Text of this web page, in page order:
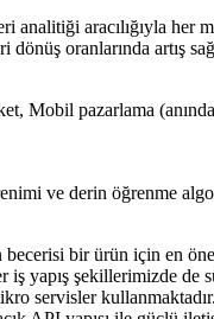
analitiği aracılığıyla
oranlarında artış
Mobil pazarlama
ve derin öğrenme
bir ürün için en
iş yapış şekillerimizde
servisler kullanmaktadır.